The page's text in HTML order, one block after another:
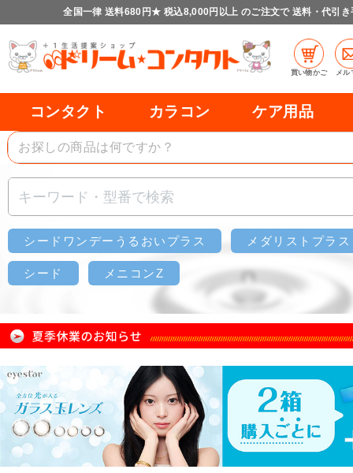
全国一律 送料680円★ 税込8,000円以上 のご注文で 送料・代引き
買い物かご メル
コンタクト カラコン ケア用品
シードワンデーうるおいプラス メダリストプラス
シード メニコンZ